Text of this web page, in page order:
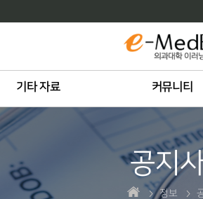
기타 자료 커뮤니티
공지
정보